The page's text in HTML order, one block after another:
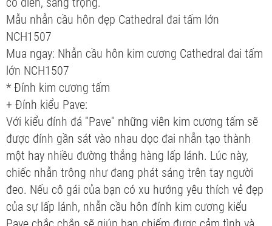
Mẫu nhẫn cầu hôn đẹp Cathedral đai tấm lớn
NCH1507
Mua ngay: Nhẫn cầu hôn kim cương Cathedral đai tấm
lớn NCH1507
* Đính kim cương tấm
+ Đính kiểu Pave:
Với kiểu đính đá "Pave" những viên kim cương tấm sẽ
được đính gần sát vào nhau dọc đai nhẫn tạo thành
một hay nhiều đường thẳng hàng lấp lánh. Lúc này,
chiếc nhẫn trông như đang phát sáng trên tay người
đeo. Nếu cô gái của bạn có xu hướng yêu thích vẻ đẹp
của sự lấp lánh, nhẫn cầu hôn đính kim cương kiểu